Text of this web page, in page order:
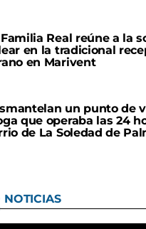
Real reúne a la
en la tradicional
en Marivent
un punto de
que operaba las 24
de La Soledad de
NOTICIAS